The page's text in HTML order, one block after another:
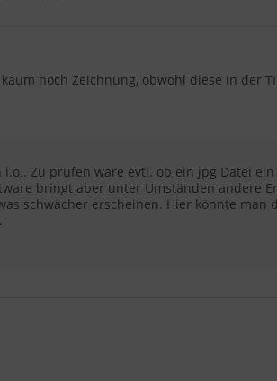
noch Zeichnung, obwohl diese in der
Zu prüfen wäre evtl. ob ein jpg Datei ein
bringt aber unter Umständen andere
schwächer erscheinen. Hier könnte man